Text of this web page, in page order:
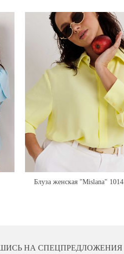
Блуза женская "Mislana" 1014
НА СПЕЦПРЕДЛОЖЕНИЯ